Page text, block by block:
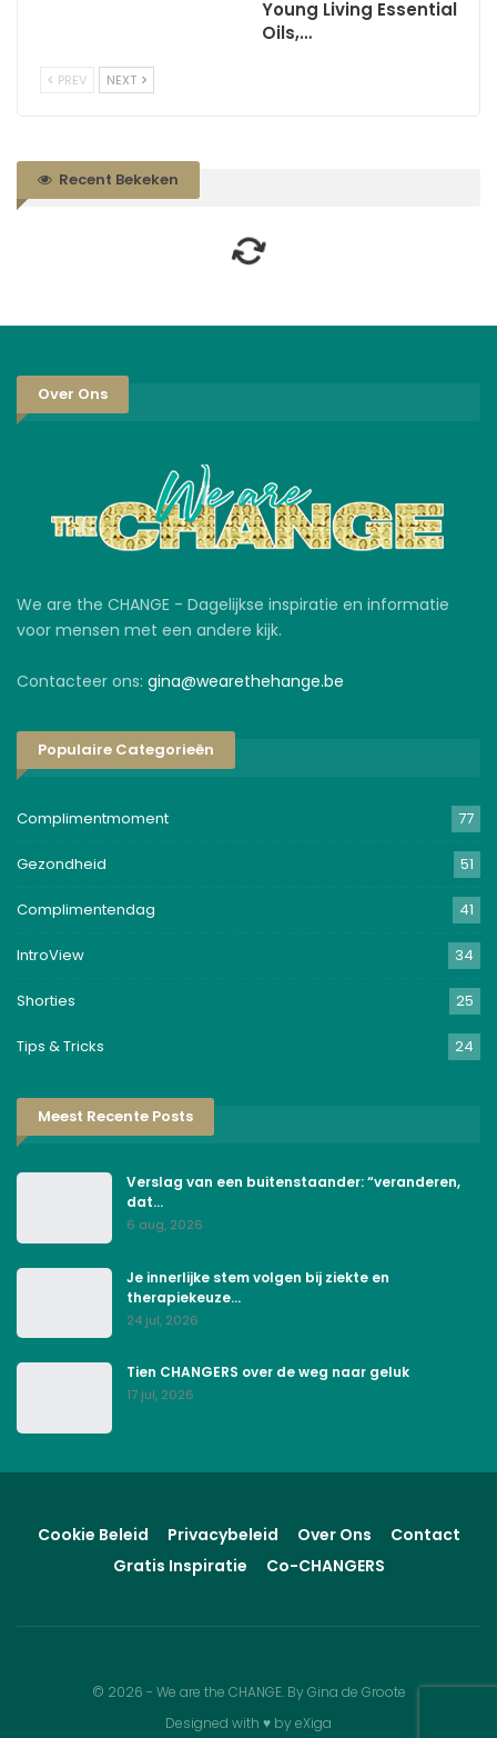
Young Living Essential
Oils,…
PREV NEXT
Recent Bekeken
Over Ons
We are the CHANGE - Dagelijkse inspiratie en informatie
voor mensen met een andere kijk.
Contacteer ons: gina@wearethehange.be
Populaire Categorieën
Complimentmoment 77
Gezondheid 51
Complimentendag 41
IntroView 34
Shorties 25
Tips & Tricks 24
Meest Recente Posts
Verslag van een buitenstaander: “veranderen,
dat…
6 aug, 2026
Je innerlijke stem volgen bij ziekte en
therapiekeuze…
24 jul, 2026
Tien CHANGERS over de weg naar geluk
17 jul, 2026
Cookie Beleid Privacybeleid Over Ons
Contact
Gratis Inspiratie
Co-CHANGERS
© 2026 - We are the CHANGE. By Gina de Groote
Designed with ♥ by eXiga